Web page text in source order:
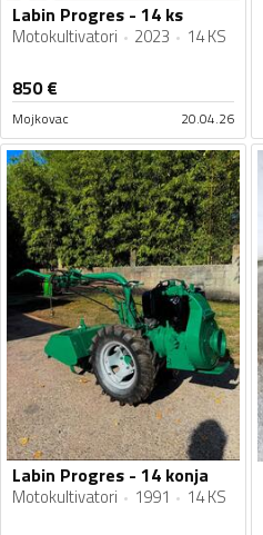
Labin Progres - 14 ks
Motokultivatori 2023 14 KS
850€
Mojkovac 20.04.26
Labin Progres - 14 konja
Motokultivatori 1991 14 KS